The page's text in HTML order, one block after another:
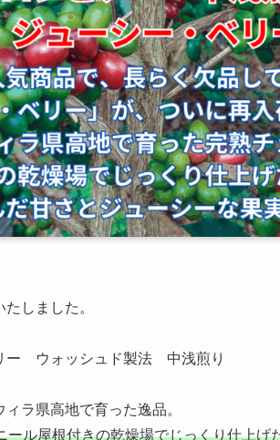
しました。
ー ウォッシュド製法 中浅煎り
ラ県高地で育った逸品。
ール屋根付きの乾燥場でじっくり仕上げ